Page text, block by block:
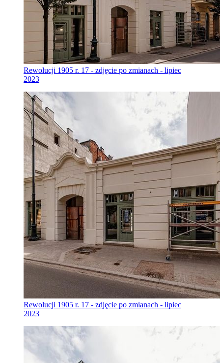
Rewolucji 1905 r. 17 - zdjęcie po zmianach - lipiec
2023
Rewolucji 1905 r. 17 - zdjęcie po zmianach - lipiec
2023